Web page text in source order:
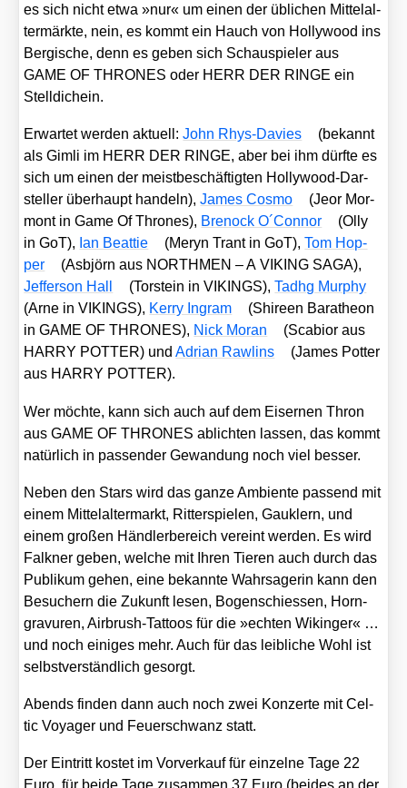
es sich nicht etwa »nur« um einen der übli­chen Mit­tel­al­
ter­märk­te, nein, es kommt ein Hauch von Hol­ly­wood ins
Ber­gi­sche, denn es geben sich Schau­spie­ler aus
GAME OF THRONES oder HERR DER RINGE ein
Stell­dich­ein.
Erwar­tet wer­den aktu­ell:John Rhys-Davies
(bekannt
als Gim­li im HERR DER RINGE, aber bei ihm dürf­te es
sich um einen der meist­be­schäf­tig­ten Hol­ly­wood-Dar­
stel­ler über­haupt han­deln),James Cos­mo
(Jeor Mor­
mont in Game Of Thro­nes), Bre­nock O´Connor
(Olly
in GoT), Ian Beat­tie (Meryn Trant in GoT),Tom Hop­
per
(Asbjörn aus NORTHMEN – A VIKING SAGA),
Jef­fer­son Hall
(Tor­stein in VIKINGS),Tadhg Mur­phy
(Arne in VIKINGS), Ker­ry Ing­ram
(Shireen Bar­a­the­on
in GAME OF THRONES), Nick Moran
(Sca­bi­or aus
HARRY POTTER) undAdri­an Raw­lins
(James Pot­ter
aus HARRY POTTER).
Wer möch­te, kann sich auch auf dem Eiser­nen Thron
aus GAME OF THRONES ablich­ten las­sen, das kommt
natür­lich in pas­sen­der Gewan­dung noch viel bes­ser.
Neben den Stars wird das gan­ze Ambi­en­te pas­send mit
einem Mit­tel­al­ter­markt, Rit­ter­spie­len, Gauk­lern, und
einem gro­ßen Händ­ler­be­reich ver­eint wer­den. Es wird
Falk­ner geben, wel­che mit Ihren Tie­ren auch durch das
Publi­kum gehen, eine bekann­te Wahr­sa­ge­rin kann den
Besu­chern die Zukunft lesen, Bogen­schies­sen, Horn­
gra­vu­ren, Air­brush-Tat­toos für die »ech­ten Wikin­ger« …
und noch eini­ges mehr. Auch für das leib­li­che Wohl ist
selbst­ver­ständ­lich gesorgt.
Abends fin­den dann auch noch zwei Kon­zer­te mit Cel­
tic Voy­a­ger und Feu­er­schwanz statt.
Der Ein­tritt kos­tet im Vor­ver­kauf für ein­zel­ne Tage 22